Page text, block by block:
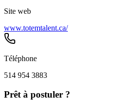
Site web
www.totemtalent.ca/
Téléphone
514 954 3883
Prêt à postuler ?